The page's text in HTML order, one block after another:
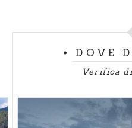
DOVE
Verifica